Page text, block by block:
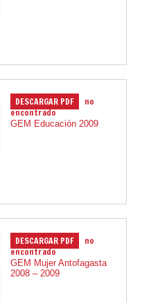
01.12.2009
DESCARGAR PDF
no
encontrado
GEM Educación 2009
01.12.2009
DESCARGAR PDF
no
encontrado
GEM Mujer Antofagasta
2008 – 2009